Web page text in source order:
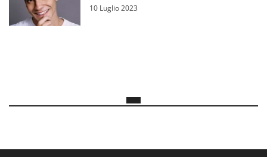
10 Luglio 2023